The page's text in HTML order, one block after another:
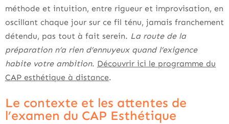
méthode et intuition, entre rigueur et improvisation, en
oscillant chaque jour sur ce fil ténu, jamais franchement
détendu, pas tout à fait serein. La route de la
préparation n’a rien d’ennuyeux quand l’exigence
habite votre ambition. Découvrir ici le programme du
CAP esthétique à distance.
Le contexte et les attentes de
l’examen du CAP Esthétique